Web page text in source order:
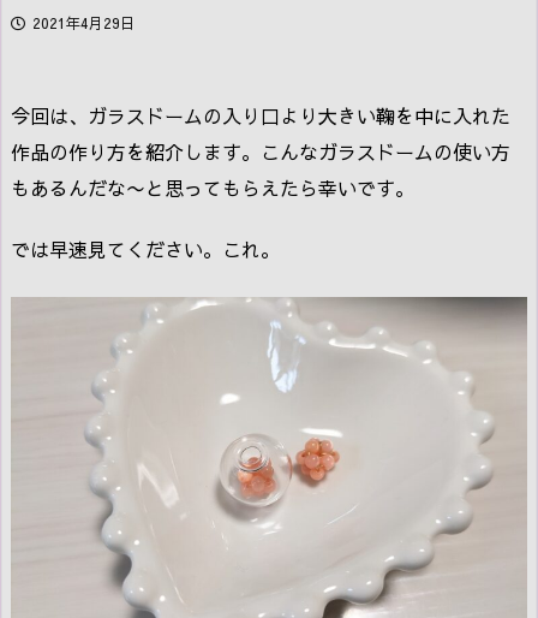
2021年4月29日
今回は、ガラスドームの入り口より大きい鞠を中に入れた
作品の作り方を紹介します。こんなガラスドームの使い方
もあるんだな〜と思ってもらえたら幸いです。
では早速見てください。これ。